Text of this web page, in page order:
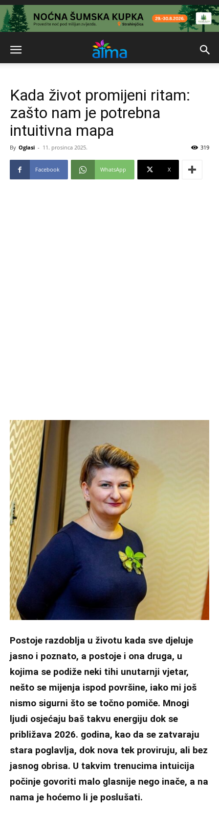
Kada život promijeni ritam:
zašto nam je potrebna
intuitivna mapa
By Oglasi - 11. prosinca 2025. 319
Facebook WhatsApp X
Postoje razdoblja u životu kada sve djeluje
jasno i poznato, a postoje i ona druga, u
kojima se podiže neki tihi unutarnji vjetar,
nešto se mijenja ispod površine, iako mi još
nismo sigurni što se točno pomiče. Mnogi
ljudi osjećaju baš takvu energiju dok se
približava 2026. godina, kao da se zatvaraju
stara poglavlja, dok nova tek proviruju, ali bez
jasnog obrisa. U takvim trenucima intuicija
počinje govoriti malo glasnije nego inače, a na
nama je hoćemo li je poslušati.